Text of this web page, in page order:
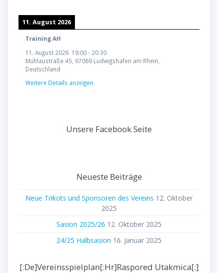
11. August 2026
Training AH
11. August 2026 19:00- 20:30
Mühlaustraße 45, 67069 Ludwigshafen am Rhein,
Deutschland
Weitere Details anzeigen
Unsere Facebook Seite
Neueste Beiträge
Neue Trikots und Sponsoren des Vereins 12. Oktober
2025
Sasion 2025/26 12. Oktober 2025
24/25 Halbsasion 16. Januar 2025
[:de]Vereinsspielplan[:hr]Raspored Utakmica[:]